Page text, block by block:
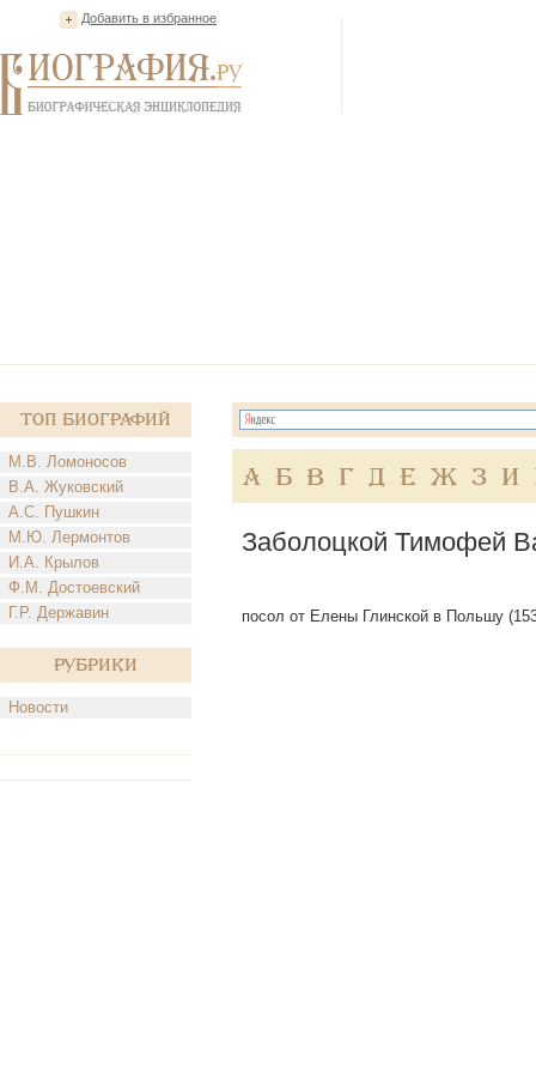
Добавить в избранное
Топ Биографий
М.В. Ломоносов
В.А. Жуковский
А.С. Пушкин
М.Ю. Лермонтов
И.А. Крылов
Ф.М. Достоевский
Г.Р. Державин
Рубрики
Новости
А Б В Г Д Е Ж З И
Заболоцкой Тимофей
посол от Елены Глинской в Польшу